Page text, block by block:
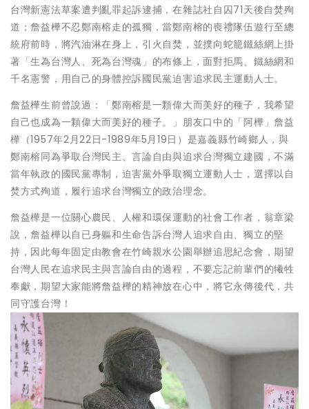
台灣新憲法草案遭判亂罪起訴逮捕，在雜誌社自囚71天後自焚殉
道；詹益樺不忍鄭南榕走的孤獨，當鄭南榕的喪禮隊伍遊行至總
統府前時，將汽油淋在身上，引火自焚，並撲向蛇籠鐵絲網上掛
著「生為台灣人、死為台灣魂」的布條上，面對拒馬、鐵絲網和
千名憲警，用自己的身體控訴國民黨迫害追求民主運動人士。
詹益樺生前曾說過：「鄭南榕是一顆偉大而美好的種子，我希望
自己也成為一顆偉大而美好的種子。」朋友口中的「阿樺」詹益
樺（1957年2月22日-1989年5月19日）是嘉義縣竹崎鄉人，與
鄭南榕同為爭取台灣民主、言論自由與追求台灣獨立建國，不滿
當年執政的國民黨專制，迫害黨外爭取獨立運動人士，選擇以自
焚方式殉道，履行追求台灣獨立的政治理念。
詹益樺是一位關心農民、人權和環保運動的社會工作者，翁章梁
說，詹益樺以自已身軀和生命告訴台灣人追求自由、獨立的堅
持，因此每年固定由教會在竹崎親水公園舉辦追思紀念會，期望
台灣人民在追求民主與言論自由的過程，不要忘記前輩們的犧牲
奉獻，期望大家能將詹益樺的精神放在心中，將它永傳後代，共
同守護台灣！